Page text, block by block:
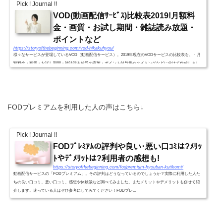
Pick ! Journal !!
VOD(動画配信ｻｰﾋﾞｽ)比較表2019!月額料
金・画質・お試し期間・雑誌読み放題・
ポイントなど
https://storyofthebeginning.com/vod-hikakuhyou/
様々なサービスが登場しているVOD（動画配信サービス）。2019年現在のVODサービスの比較表を、・月
額料金・画質・お試し期間・雑誌読み放題の有無・ポイント付与量やタイミングなどに分けて作成しまし
FODプレミアムを利用した人の声はこちら↓
Pick ! Journal !!
FODﾌﾟﾚﾐｱﾑの評判や良い･悪い口ｺﾐは?ﾒﾘｯ
ﾄやﾃﾞﾒﾘｯﾄは?利用者の感想も!
https://storyofthebeginning.com/fodpremium-hyouban-kutikomi/
動画配信サービスの「FODプレミアム」。その評判はどうなっているのでしょうか？実際に利用した人た
ちの良い口コミ、悪い口コミ、感想や体験談など調べてみました。またメリットやデメリットも併せて紹
介します。迷っている人はぜひ参考にしてみてください！FODプレ...